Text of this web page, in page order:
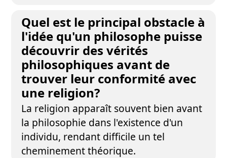
Quel est le principal obstacle à
l'idée qu'un philosophe puisse
découvrir des vérités
philosophiques avant de
trouver leur conformité avec
une religion?
La religion apparaît souvent bien avant
la philosophie dans l'existence d'un
individu, rendant difficile un tel
cheminement théorique.